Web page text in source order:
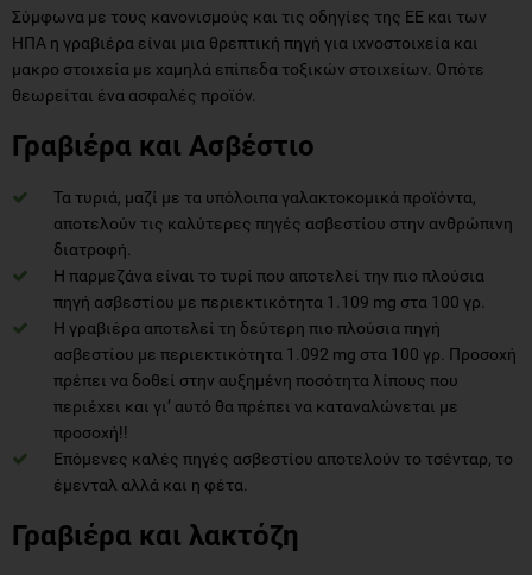
Σύμφωνα με τους κανονισμούς και τις οδηγίες της ΕΕ και των
ΗΠΑ η γραβιέρα είναι μια θρεπτική πηγή για ιχνοστοιχεία και
μακρο στοιχεία με χαμηλά επίπεδα τοξικών στοιχείων. Οπότε
θεωρείται ένα ασφαλές προϊόν.
Γραβιέρα και Ασβέστιο
Τα τυριά, μαζί με τα υπόλοιπα γαλακτοκομικά προϊόντα,
αποτελούν τις καλύτερες πηγές ασβεστίου στην ανθρώπινη
διατροφή.
Η παρμεζάνα είναι το τυρί που αποτελεί την πιο πλούσια
πηγή ασβεστίου με περιεκτικότητα 1.109 mg στα 100 γρ.
Η γραβιέρα αποτελεί τη δεύτερη πιο πλούσια πηγή
ασβεστίου με περιεκτικότητα 1.092 mg στα 100 γρ. Προσοχή
πρέπει να δοθεί στην αυξημένη ποσότητα λίπους που
περιέχει και γι’ αυτό θα πρέπει να καταναλώνεται με
προσοχή!!
Επόμενες καλές πηγές ασβεστίου αποτελούν το τσένταρ, το
έμενταλ αλλά και η φέτα.
Γραβιέρα και λακτόζη